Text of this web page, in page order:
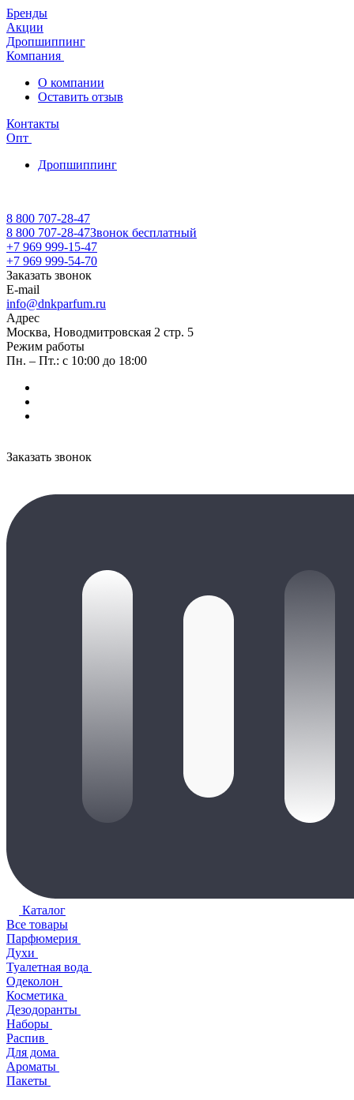
Бренды
Акции
Дропшиппинг
Компания
О компании
Оставить отзыв
Контакты
Опт
Дропшиппинг
8 800 707-28-47
8 800 707-28-47Звонок бесплатный
+7 969 999-15-47
+7 969 999-54-70
Заказать звонок
E-mail
info@dnkparfum.ru
Адрес
Москва, Новодмитровская 2 стр. 5
Режим работы
Пн. – Пт.: с 10:00 до 18:00
Заказать звонок
Каталог
Все товары
Парфюмерия
Духи
Туалетная вода
Одеколон
Косметика
Дезодоранты
Наборы
Распив
Для дома
Ароматы
Пакеты